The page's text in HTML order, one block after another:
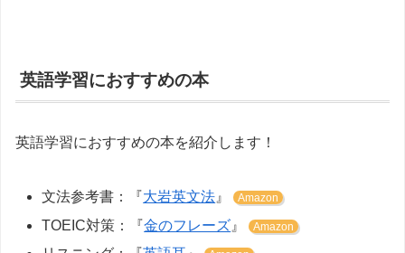
英語学習におすすめの本
英語学習におすすめの本を紹介します！
文法参考書：『大岩英文法』 Amazon
TOEIC対策：『金のフレーズ 』 Amazon